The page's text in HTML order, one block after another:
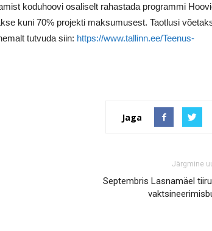
koduhoovi osaliselt rahastada programmi
kuni 70% projekti maksumusest. Taotlusi
tutvuda siin: https://www.tallinn.ee/Teenus-
Jaga
Järgmine
Septembris Lasnamäel